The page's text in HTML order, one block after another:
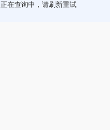
正在查询中，请刷新重试